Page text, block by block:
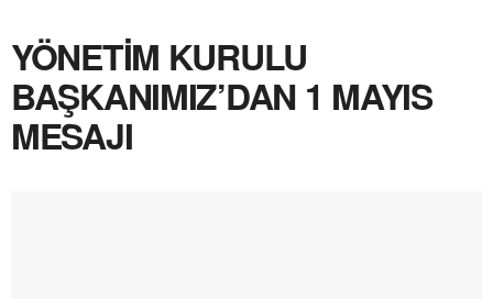
YÖNETİM KURULU
BAŞKANIMIZ’DAN 1 MAYIS
MESAJI